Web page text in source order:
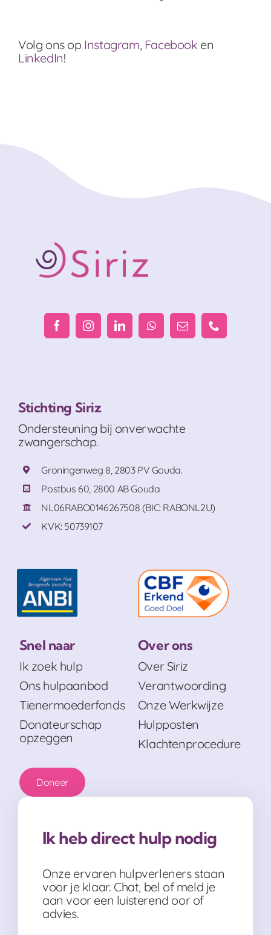
Volg ons op Instagram, Facebook en
LinkedIn!
Stichting Siriz
Ondersteuning bij onverwachte
zwangerschap.
Groningenweg 8, 2803 PV Gouda.
Postbus 60, 2800 AB Gouda
NL06RABO0146267508 (BIC: RABONL2U)
KVK: 50739107
Snel naar
Ik zoek hulp
Ons hulpaanbod
Tienermoederfonds
Donateurschap
opzeggen
Doneer
Over ons
Over Siriz
Verantwoording
Onze Werkwijze
Hulpposten
Klachtenprocedure
Ik heb direct hulp nodig
Onze ervaren hulpverleners staan
voor je klaar. Chat, bel of meld je
aan voor een luisterend oor of
advies.